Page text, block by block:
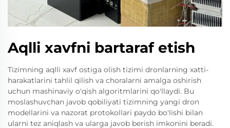
Aqlli xavfni bartaraf etish
Tizimning aqlli xavf ostiga olish tizimi dronlarning xatti-
harakatlarini tahlil qilish va choralarni amalga oshirish
uchun mashinaviy o'qish algoritmlarini qo'llaydi. Bu
moslashuvchan javob qobiliyati tizimning yangi dron
modellarini va nazorat protokollari paydo bo'lishi bilan
ularni tez aniqlash va ularga javob berish imkonini beradi.